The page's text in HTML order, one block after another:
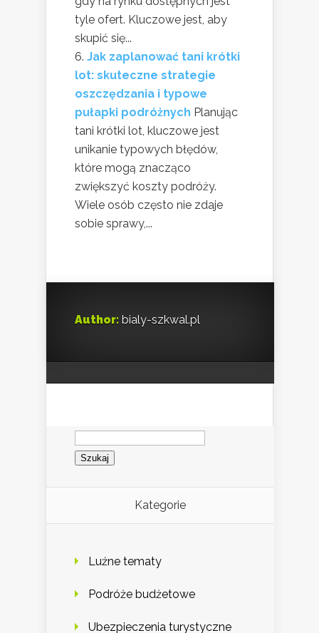
tyle ofert. Kluczowe jest, aby
skupić się...
Jak zaplanować tani krótki
lot: skuteczne strategie
oszczędzania i typowe
pułapki podróżnych Planując
tani krótki lot, kluczowe jest
unikanie typowych błędów,
które mogą znacząco
zwiększyć koszty podróży.
Wiele osób często nie zdaje
sobie sprawy,...
Author: bialy-szkwal.pl
Szukaj:
Kategorie
Luźne tematy
Podróże budżetowe
Ubezpieczenia turystyczne